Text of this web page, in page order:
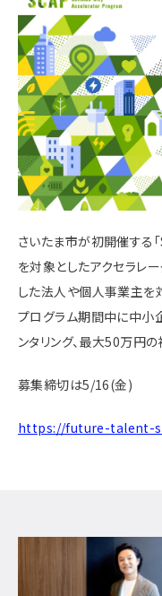
さいたま市が初開催する
を対象としたアクセラレ
した法人や個人事業主を
プログラム期間中に中小
ンタリング、最大50万円
募集締切は5/16(金)
https://future-talent-